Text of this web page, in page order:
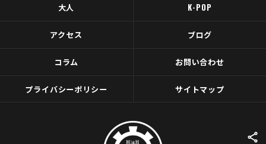
大人 K-POP
アクセス ブログ
コラム お問い合わせ
プライバシーポリシー サイトマップ